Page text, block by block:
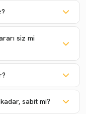
siz mi
sabit mi?